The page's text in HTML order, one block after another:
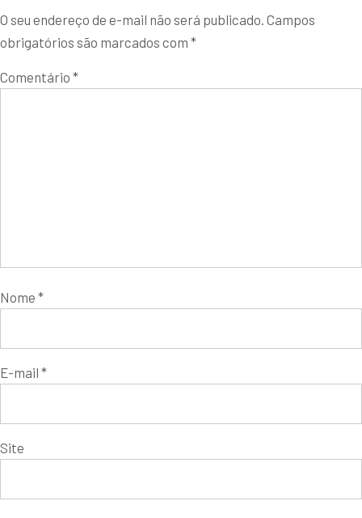
O seu endereço de e-mail não será publicado. Campos
obrigatórios são marcados com *
Comentário *
Nome *
E-mail *
Site